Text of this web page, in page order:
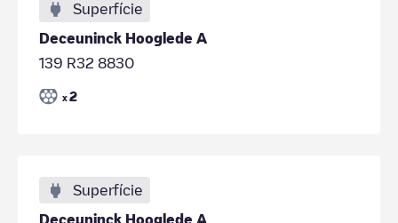
Superfície
Deceuninck Hooglede A
139 R32 8830
x 2
Superfície
Deceuninck Hooglede A